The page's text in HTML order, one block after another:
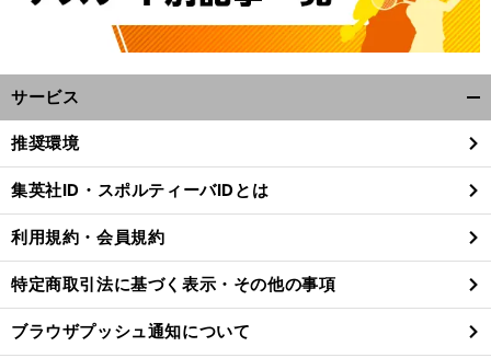
サービス
閉
る
推奨環境
集英社ID・スポルティーバIDとは
利用規約・会員規約
特定商取引法に基づく表示・その他の事項
ブラウザプッシュ通知について